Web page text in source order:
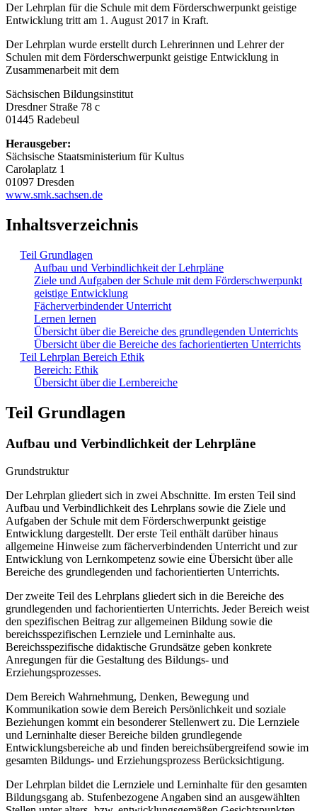
Der Lehrplan für die Schule mit dem Förderschwerpunkt geistige
Entwicklung tritt am 1. August 2017 in Kraft.
Der Lehrplan wurde erstellt durch Lehrerinnen und Lehrer der
Schulen mit dem Förderschwerpunkt geistige Entwicklung in
Zusammenarbeit mit dem
Sächsischen Bildungsinstitut
Dresdner Straße 78 c
01445 Radebeul
Herausgeber:
Sächsische Staatsministerium für Kultus
Carolaplatz 1
01097 Dresden
www.smk.sachsen.de
Inhaltsverzeichnis
Teil Grundlagen
Aufbau und Verbindlichkeit der Lehrpläne
Ziele und Aufgaben der Schule mit dem Förderschwerpunkt
geistige Entwicklung
Fächerverbindender Unterricht
Lernen lernen
Übersicht über die Bereiche des grundlegenden Unterrichts
Übersicht über die Bereiche des fachorientierten Unterrichts
Teil Lehrplan Bereich Ethik
Bereich: Ethik
Übersicht über die Lernbereiche
Teil Grundlagen
Aufbau und Verbindlichkeit der Lehrpläne
Grundstruktur
Der Lehrplan gliedert sich in zwei Abschnitte. Im ersten Teil sind
Aufbau und Verbindlichkeit des Lehrplans sowie die Ziele und
Aufgaben der Schule mit dem Förderschwerpunkt geistige
Entwicklung dargestellt. Der erste Teil enthält darüber hinaus
allgemeine Hinweise zum fächerverbindenden Unterricht und zur
Entwicklung von Lernkompetenz sowie eine Übersicht über alle
Bereiche des grundlegenden und fachorientierten Unterrichts.
Der zweite Teil des Lehrplans gliedert sich in die Bereiche des
grundlegenden und fachorientierten Unterrichts. Jeder Bereich weist
den spezifischen Beitrag zur allgemeinen Bildung sowie die
bereichsspezifischen Lernziele und Lerninhalte aus.
Bereichsspezifische didaktische Grundsätze geben konkrete
Anregungen für die Gestaltung des Bildungs- und
Erziehungsprozesses.
Dem Bereich Wahrnehmung, Denken, Bewegung und
Kommunikation sowie dem Bereich Persönlichkeit und soziale
Beziehungen kommt ein besonderer Stellenwert zu. Die Lernziele
und Lerninhalte dieser Bereiche bilden grundlegende
Entwicklungsbereiche ab und finden bereichsübergreifend sowie im
gesamten Bildungs- und Erziehungsprozess Berücksichtigung.
Der Lehrplan bildet die Lernziele und Lerninhalte für den gesamten
Bildungsgang ab. Stufenbezogene Angaben sind an ausgewählten